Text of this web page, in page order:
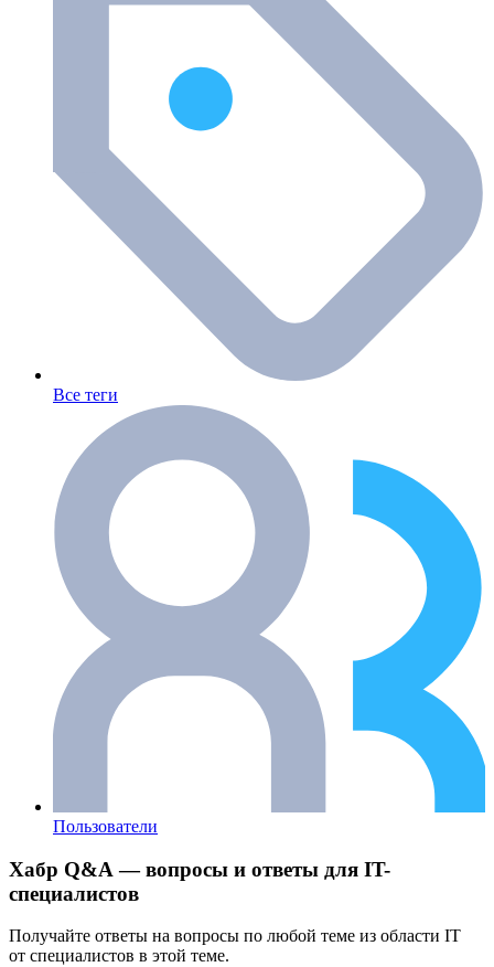
Все теги
Пользователи
Хабр Q&A — вопросы и ответы для IT-
специалистов
Получайте ответы на вопросы по любой теме из области IT
от специалистов в этой теме.